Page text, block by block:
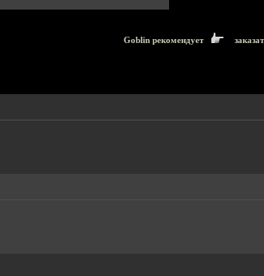
Goblin рекомендует